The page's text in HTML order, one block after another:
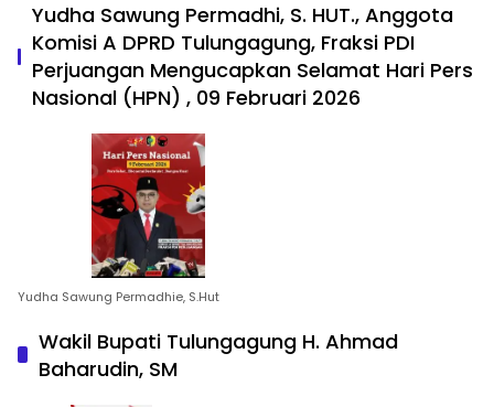
Yudha Sawung Permadhi, S. HUT., Anggota
Komisi A DPRD Tulungagung, Fraksi PDI
Perjuangan Mengucapkan Selamat Hari Pers
Nasional (HPN) , 09 Februari 2026
Yudha Sawung Permadhie, S.Hut
Wakil Bupati Tulungagung H. Ahmad
Baharudin, SM